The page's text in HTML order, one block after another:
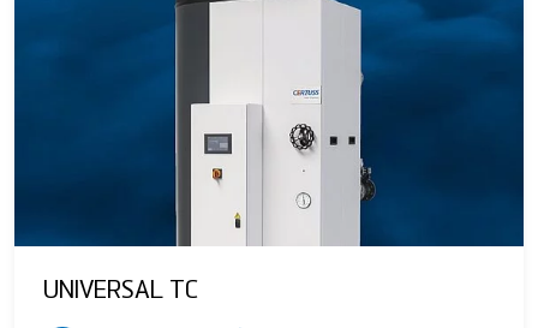
UNIVERSAL TC